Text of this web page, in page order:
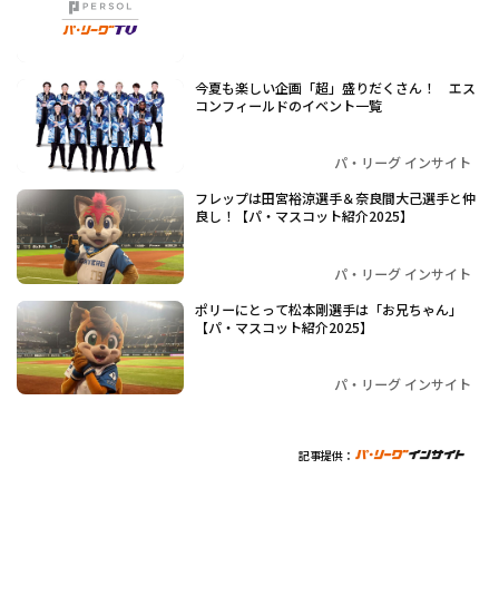
今夏も楽しい企画「超」盛りだくさん！ エス
コンフィールドのイベント一覧
パ・リーグ インサイト
フレップは田宮裕涼選手＆奈良間大己選手と仲
良し！【パ・マスコット紹介2025】
パ・リーグ インサイト
ポリーにとって松本剛選手は「お兄ちゃん」
【パ・マスコット紹介2025】
パ・リーグ インサイト
記事提供：